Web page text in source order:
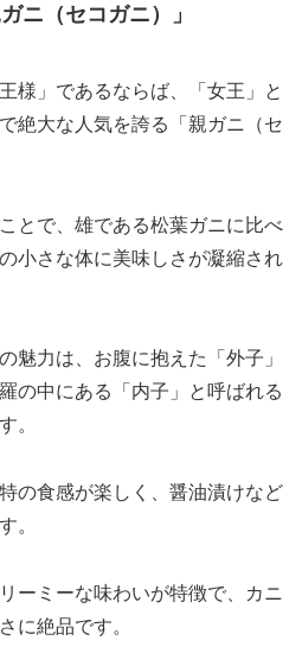
ニ（セコガニ）」
様」であるならば、「女王」と
絶大な人気を誇る「親ガニ（セ
とで、雄である松葉ガニに比べ
小さな体に美味しさが凝縮され
魅力は、お腹に抱えた「外子」
の中にある「内子」と呼ばれる
。
の食感が楽しく、醤油漬けなど
。
ーミーな味わいが特徴で、カニ
に絶品です。